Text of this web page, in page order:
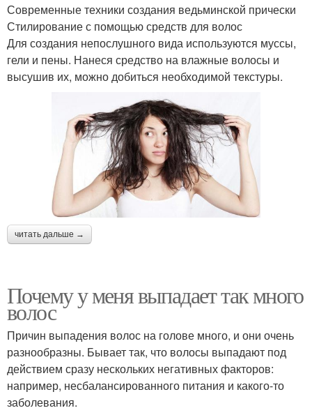
Современные техники создания ведьминской прически
Стилирование с помощью средств для волос
Для создания непослушного вида используются муссы,
гели и пены. Нанеся средство на влажные волосы и
высушив их, можно добиться необходимой текстуры.
читать дальше →
Почему у меня выпадает так много
волос
Причин выпадения волос на голове много, и они очень
разнообразны. Бывает так, что волосы выпадают под
действием сразу нескольких негативных факторов:
например, несбалансированного питания и какого-то
заболевания.